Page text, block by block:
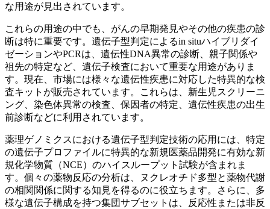
な用途が見出されています。
これらの用途の中でも、がんの早期発見やその他の疾患の診
断は特に重要です。遺伝子型判定によるin situハイブリダイ
ゼーションやPCRは、遺伝性DNA異常の診断、親子関係や
祖先の特定など、遺伝子検査において重要な用途がありま
す。現在、市場には様々な遺伝性疾患に対応した特異的な検
査キットが販売されています。これらは、新生児スクリーニ
ング、染色体異常の検査、保因者の特定、遺伝性疾患の出生
前診断などに利用されています。
薬理ゲノミクスにおける遺伝子型判定技術の応用には、特定
の遺伝子プロファイルに特異的な新規医薬品開発に有効な新
規化学物質（NCE）のハイスループット試験が含まれま
す。個々の薬物反応の分析は、ヌクレオチド多型と薬物代謝
の相関関係に関する知見を得るのに役立ちます。さらに、多
様な遺伝子構成を持つ集団サブセットは、反応性または非反